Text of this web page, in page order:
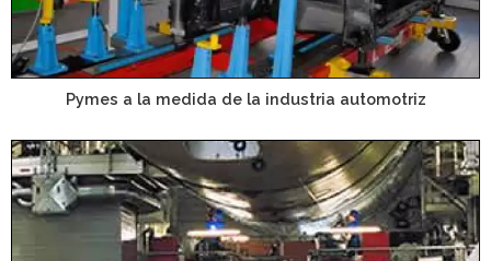
Pymes a la medida de la industria automotriz